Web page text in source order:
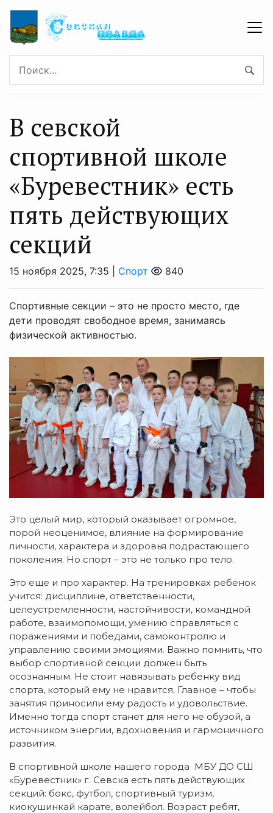
В севской
спортивной школе
«Буревестник» есть
пять действующих
секций
15 ноября 2025, 7:35 | Спорт 840
Спортивные секции – это не просто место, где
дети проводят свободное время, занимаясь
физической активностью.
Это целый мир, который оказывает огромное,
порой неоценимое, влияние на формирование
личности, характера и здоровья подрастающего
поколения. Но спорт – это не только про тело.
Это еще и про характер. На тренировках ребенок
учится: дисциплине, ответственности,
целеустремленности, настойчивости, командной
работе, взаимопомощи, умению справляться с
поражениями и победами, самоконтролю и
управлению своими эмоциями. Важно помнить, что
выбор спортивной секции должен быть
осознанным. Не стоит навязывать ребенку вид
спорта, который ему не нравится. Главное – чтобы
занятия приносили ему радость и удовольствие.
Именно тогда спорт станет для него не обузой, а
источником энергии, вдохновения и гармоничного
развития.
В спортивной школе нашего города МБУ ДО СШ
«Буревестник» г. Севска есть пять действующих
секций: бокс, футбол, спортивный туризм,
киокушинкай карате, волейбол. Возраст ребят,